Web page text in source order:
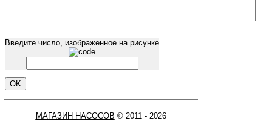
Введите число, изображенное на рисунке
МАГАЗИН НАСОСОВ © 2011 - 2026